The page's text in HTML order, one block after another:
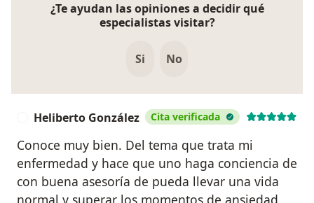
¿Te ayudan las opiniones a decidir qué
especialistas visitar?
Si No
Heliberto González Cita verificada
Conoce muy bien. Del tema que trata mi
enfermedad y hace que uno haga conciencia de
con buena asesoría de pueda llevar una vida